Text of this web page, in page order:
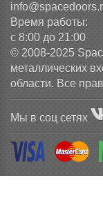
Время работы:
с 8:00 до 21:00
© 2008-2025
металлических
области. Все
Мы в соц сетях